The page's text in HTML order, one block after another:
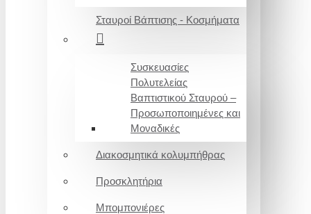
Σταυροί Βάπτισης - Κοσμήματα
Συσκευασίες
Πολυτελείας
Βαπτιστικού Σταυρού –
Προσωποποιημένες και
Μοναδικές
Διακοσμητικά κολυμπήθρας
Προσκλητήρια
Μπομπονιέρες